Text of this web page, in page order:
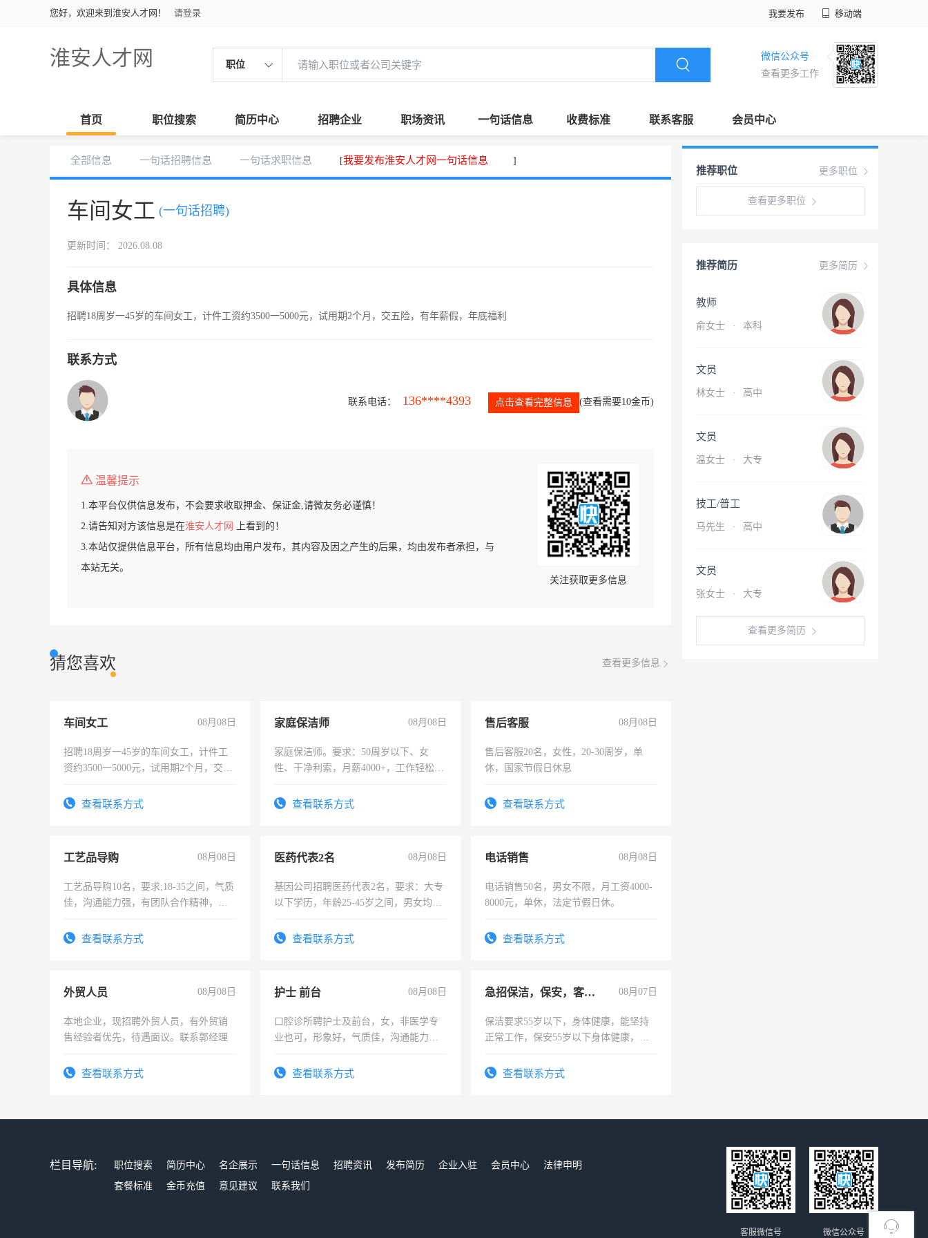
您好，欢迎来到淮安人才网！ 请登录 我要发布 移动端
淮安人才网 职位
微信公众号
查看更多工作
首页 职位搜索 简历中心 招聘企业 职场资讯 一句话信息 收费标准 联系客服 会员中心
全部信息 一句话招聘信息 一句话求职信息 [我要发布淮安人才网一句话信息 ]
车间女工 (一句话招聘)
更新时间： 2026.08.08
具体信息
招聘18周岁一45岁的车间女工，计件工资约3500一5000元，试用期2个月，交五险，有年薪假，年底福利
联系方式
联系电话： 136****4393 点击查看完整信息 (查看需要10金币)
温馨提示
1.本平台仅供信息发布，不会要求收取押金、保证金,请微友务必谨慎！
2.请告知对方该信息是在淮安人才网
上看到的！
3.本站仅提供信息平台，所有信息均由用户发布，其内容及因之产生的后果，均由发布者承担，与
本站无关。
关注获取更多信息
猜您喜欢 查看更多信息
车间女工 08月08日
招聘18周岁一45岁的车间女工，计件工
资约3500一5000元，试用期2个月，交五
查看联系方式
家庭保洁师 08月08日
家庭保洁师。要求：50周岁以下、女
性、干净利索，月薪4000+，工作轻松，
太太等。查看联系方式
售后客服 08月08日
售后客服20名，女性，20-30周岁，单
休，国家节假日休息
查看联系方式
工艺品导购 08月08日
工艺品导购10名，要求;18-35之间，气质
佳，沟通能力强，有团队合作精神，有
查看联系方式
医药代表2名 08月08日
基因公司招聘医药代表2名，要求：大专
以下学历，年龄25-45岁之间，男女均
表或者有医学资质的优先，底薪+绩效，
查看联系方式
电话销售 08月08日
电话销售50名，男女不限，月工资4000-
8000元，单休，法定节假日休。
查看联系方式
外贸人员 08月08日
本地企业，现招聘外贸人员，有外贸销
售经验者优先，待遇面议。联系郭经理
查看联系方式
护士 前台 08月08日
口腔诊所聘护士及前台，女，非医学专
业也可，形象好，气质佳，沟通能力
查看联系方式
急招保洁，保安，客服，工程 08月07日
保洁要求55岁以下，身体健康，能坚持
正常工作，保安55岁以下身体健康，有
录，客服要求45岁以下高中以上文化，
查看联系方式
更多职位
推荐职位
查看更多职位
更多简历
推荐简历
教师
俞女士 · 本科
文员
林女士 · 高中
文员
温女士 · 大专
技工/普工
马先生 · 高中
文员
张女士 · 大专
查看更多简历
栏目导航: 职位搜索 简历中心 名企展示 一句话信息 招聘资讯 发布简历 企业入驻 会员中心
法律申明
套餐标准
金币充值 意见建议 联系我们
微信公众号
客服微信号